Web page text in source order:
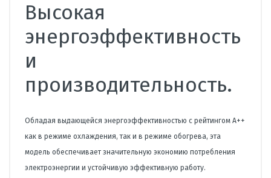
Высокая
энергоэффективность
и
производительность.
Обладая выдающейся энергоэффективностью с рейтингом A++
как в режиме охлаждения, так и в режиме обогрева, эта
модель обеспечивает значительную экономию потребления
электроэнергии и устойчивую эффективную работу.